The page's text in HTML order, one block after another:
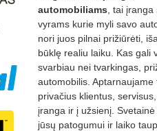
automobiliams , tai
vyrams kurie myli savo
nori juos pilnai prižiūrėti,
būklę realiu laiku. Kas gali
svarbiau nei tvarkingas,
automobilis. Aptarnaujame
privačius klientus,
įranga ir į užsienį.
jūsų patogumui ir laiko